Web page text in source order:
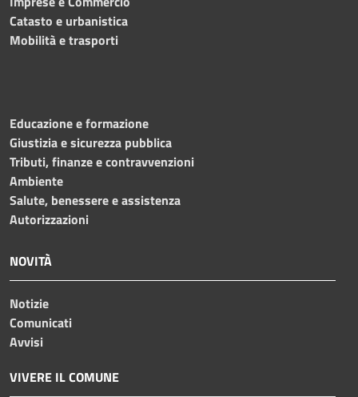
Catasto e urbanistica
Mobilità e trasporti
Educazione e formazione
Giustizia e sicurezza pubblica
Tributi, finanze e contravvenzioni
Ambiente
Salute, benessere e assistenza
Autorizzazioni
NOVITÀ
Notizie
Comunicati
Avvisi
VIVERE IL COMUNE